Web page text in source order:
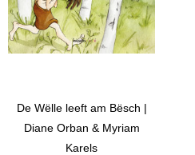
De Wëlle leeft am Bësch |
Diane Orban & Myriam
Karels